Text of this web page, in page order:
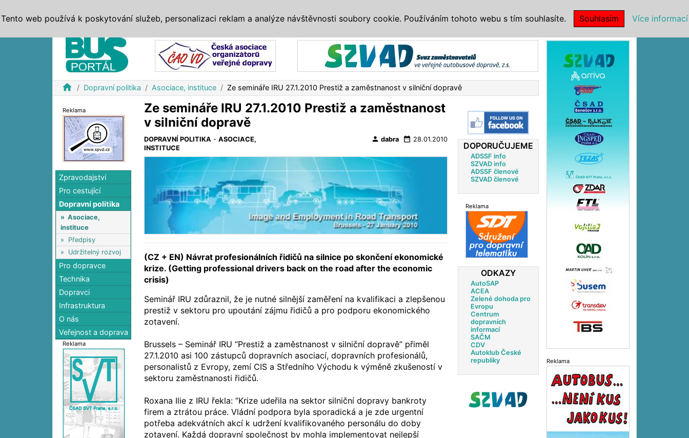
home Dopravní politika Asociace, instituce Ze semináře IRU 27.1.2010 Prestiž a zaměstnanost v silniční dopravě
Reklama
Zpravodajství
Pro cestující
Dopravní politika
» Asociace,
instituce
» Předpisy
» Udržitelný rozvoj
Pro dopravce
Technika
Dopravci
Infrastruktura
O nás
Veřejnost a doprava
Reklama
Ze semináře IRU 27.1.2010 Prestiž a zaměstnanost
v silniční dopravě
DOPRAVNÍ POLITIKA -ASOCIACE,
INSTITUCE
person dabra date_range 28.01.2010
(CZ + EN) Návrat profesionálních řidičů na silnice po skončení ekonomické
krize. (Getting professional drivers back on the road after the economic
crisis)
Seminář IRU zdůraznil, že je nutné silnější zaměření na kvalifikaci a zlepšenou
prestiž v sektoru pro upoutání zájmu řidičů a pro podporu ekonomického
zotavení.
Brussels – Seminář IRU “Prestiž a zaměstnanost v silniční dopravě” přiměl
27.1.2010 asi 100 zástupců dopravních asociací, dopravních profesionálů,
personalistů z Evropy, zemí CIS a Středního Východu k výměně zkušeností v
sektoru zaměstnanosti řidičů.
Roxana Ilie z IRU řekla: ”Krize udeřila na sektor silniční dopravy bankroty
firem a ztrátou práce. Vládní podpora byla sporadická a je zde urgentní
potřeba adekvátních akcí k udržení kvalifikovaného personálu do doby
zotavení. Každá dopravní společnost by mohla implementovat nejlepší
DOPORUČUJEME
ADSSF info
SZVAD info
ADSSF členové
SZVAD členové
Reklama
ODKAZY
AutoSAP
ACEA
Zelené dohoda pro
Evropu
Centrum
dopravních
informací
SAČM
CDV
Autoklub České
republiky
Reklama
Tento web používá k poskytování služeb, personalizaci reklam a analýze návštěvnosti soubory cookie. Používáním tohoto webu s tím souhlasíte. Souhlasím Více informací